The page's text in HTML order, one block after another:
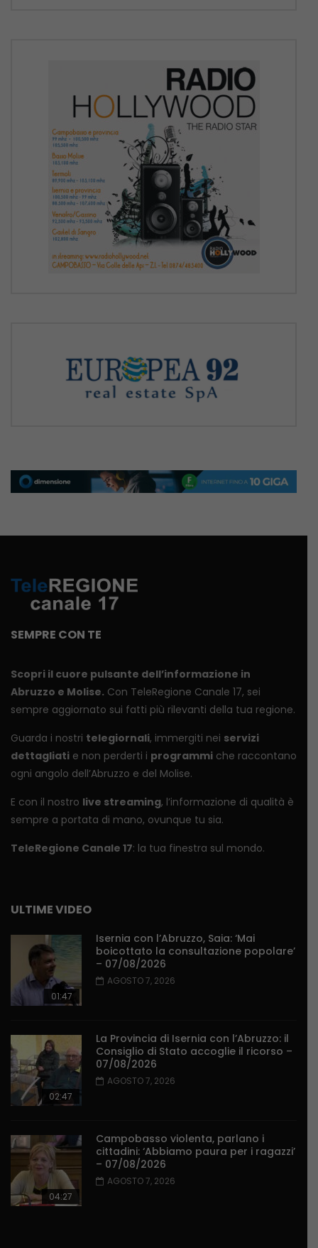
SEMPRE CON TE
Scopri il cuore pulsante dell’informazione in
Abruzzo e Molise. Con TeleRegione Canale 17, sei
sempre aggiornato sui fatti più rilevanti della tua regione.
Guarda i nostri telegiornali, immergiti nei servizi
dettagliati e non perderti i programmi che raccontano
ogni angolo dell’Abruzzo e del Molise.
E con il nostro live streaming, l’informazione di qualità è
sempre a portata di mano, ovunque tu sia.
TeleRegione Canale 17: la tua finestra sul mondo.
ULTIME VIDEO
01:47
Isernia con l’Abruzzo, Saia: ‘Mai
boicottato la consultazione popolare’
– 07/08/2026
AGOSTO 7, 2026
02:47
La Provincia di Isernia con l’Abruzzo: il
Consiglio di Stato accoglie il ricorso –
07/08/2026
AGOSTO 7, 2026
04:27
Campobasso violenta, parlano i
cittadini: ‘Abbiamo paura per i ragazzi’
– 07/08/2026
AGOSTO 7, 2026